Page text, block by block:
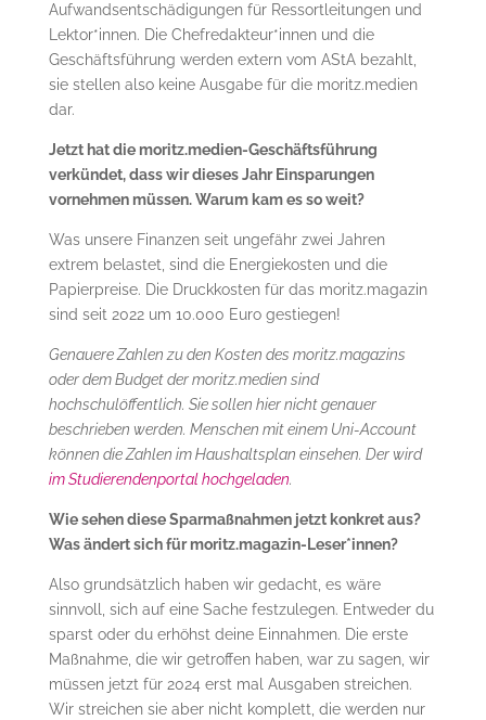
Aufwandsentschädigungen für Ressortleitungen und
Lektor*innen. Die Chefredakteur*innen und die
Geschäftsführung werden extern vom AStA bezahlt,
sie stellen also keine Ausgabe für die moritz.medien
dar.
Jetzt hat die moritz.medien-Geschäftsführung
verkündet, dass wir dieses Jahr Einsparungen
vornehmen müssen. Warum kam es so weit?
Was unsere Finanzen seit ungefähr zwei Jahren
extrem belastet, sind die Energiekosten und die
Papierpreise. Die Druckkosten für das moritz.magazin
sind seit 2022 um 10.000 Euro gestiegen!
Genauere Zahlen zu den Kosten des moritz.magazins
oder dem Budget der moritz.medien sind
hochschulöffentlich. Sie sollen hier nicht genauer
beschrieben werden. Menschen mit einem Uni-Account
können die Zahlen im Haushaltsplan einsehen. Der wird
im Studierendenportal hochgeladen.
Wie sehen diese Sparmaßnahmen jetzt konkret aus?
Was ändert sich für moritz.magazin-Leser*innen?
Also grundsätzlich haben wir gedacht, es wäre
sinnvoll, sich auf eine Sache festzulegen. Entweder du
sparst oder du erhöhst deine Einnahmen. Die erste
Maßnahme, die wir getroffen haben, war zu sagen, wir
müssen jetzt für 2024 erst mal Ausgaben streichen.
Wir streichen sie aber nicht komplett, die werden nur